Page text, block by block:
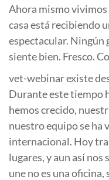
Ahora mismo
casa está recibiendo
espectacular. Ningún
siente bien. Fresco.
vet-webinar existe
Durante este tiempo
hemos crecido,
nuestro equipo se ha
internacional. Hoy
lugares, y aun así nos
une no es una